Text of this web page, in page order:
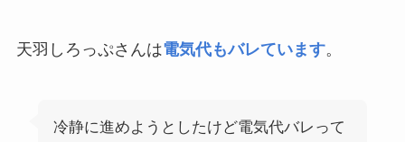
天羽しろっぷさんは電気代もバレています。
冷静に進めようとしたけど電気代バレって